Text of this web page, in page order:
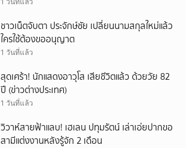
ชาวเน็ตจับตา ประจักษ์ชัย เปลี่ยนนามสกุลใหม่แล้ว
ใครใช้ต้องขออนุญาต
1 วันที่แล้ว
สุดเศร้า! นักแสดงอาวุโส เสียชีวิตแล้ว ด้วยวัย 82
ปี (ข่าวต่างประเทศ)
1 วันที่แล้ว
วิวาห์สายฟ้าแลบ! เฮเลน ปทุมรัตน์ เล่าเอ่ยปากขอ
สามีแต่งงานหลังรู้จัก 2 เดือน